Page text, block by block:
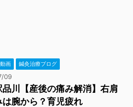
画 鍼灸治療ブログ
09
品川【産後の痛み解消】右肩
は腕から？育児疲れ